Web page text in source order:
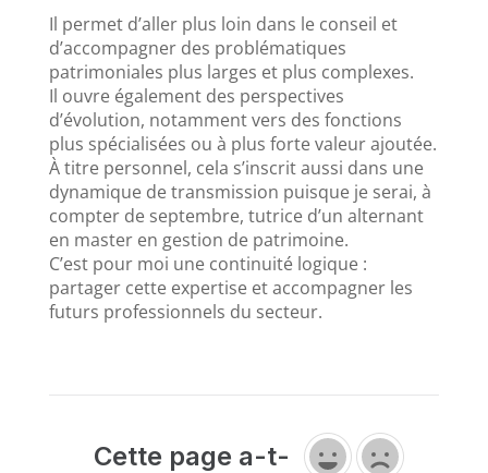
Il permet d’aller plus loin dans le conseil et
d’accompagner des problématiques
patrimoniales plus larges et plus complexes.
Il ouvre également des perspectives
d’évolution, notamment vers des fonctions
plus spécialisées ou à plus forte valeur ajoutée.
À titre personnel, cela s’inscrit aussi dans une
dynamique de transmission puisque je serai, à
compter de septembre, tutrice d’un alternant
en master en gestion de patrimoine.
C’est pour moi une continuité logique :
partager cette expertise et accompagner les
futurs professionnels du secteur.
Cette page a-t-